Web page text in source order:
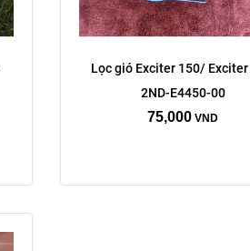
Lọc gió Exciter 150/ Exciter
2ND-E4450-00
75,000 VND